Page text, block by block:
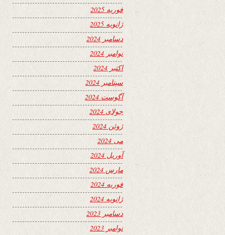
فوریه 2025
ژانویه 2025
دسامبر 2024
نوامبر 2024
اکتبر 2024
سپتامبر 2024
آگوست 2024
جولای 2024
ژوئن 2024
می 2024
آوریل 2024
مارس 2024
فوریه 2024
ژانویه 2024
دسامبر 2023
نوامبر 2023